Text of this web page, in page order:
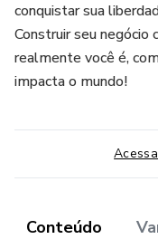
conquistar sua
Construir seu negócio
realmente você é,
impacta o mundo!
Conteúdo